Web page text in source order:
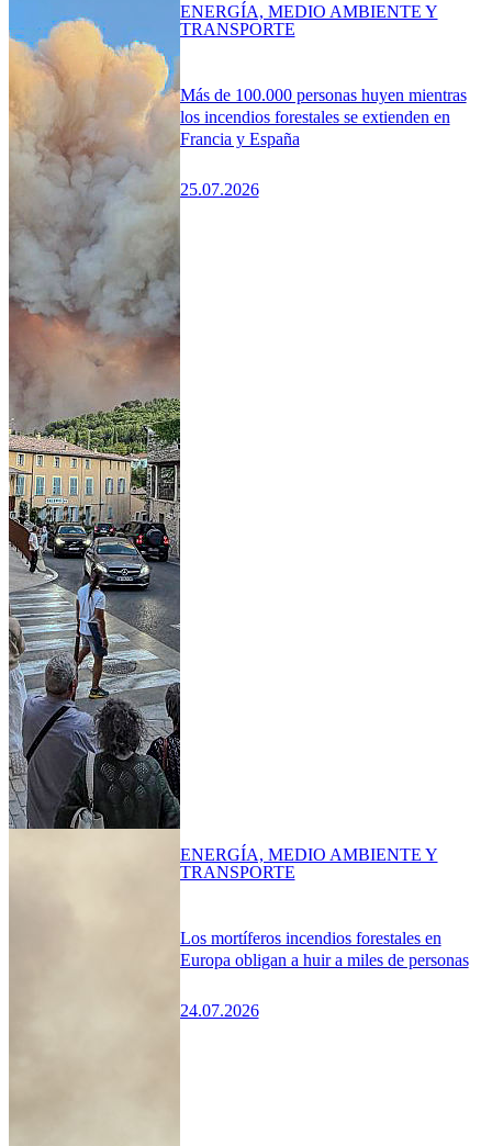
Más de 100.000 personas huyen mientras
los incendios forestales se extienden en
Francia y España
25.07.2026
ENERGÍA, MEDIO AMBIENTE Y
TRANSPORTE
Los mortíferos incendios forestales en
Europa obligan a huir a miles de personas
24.07.2026
ENERGÍA, MEDIO AMBIENTE Y
TRANSPORTE